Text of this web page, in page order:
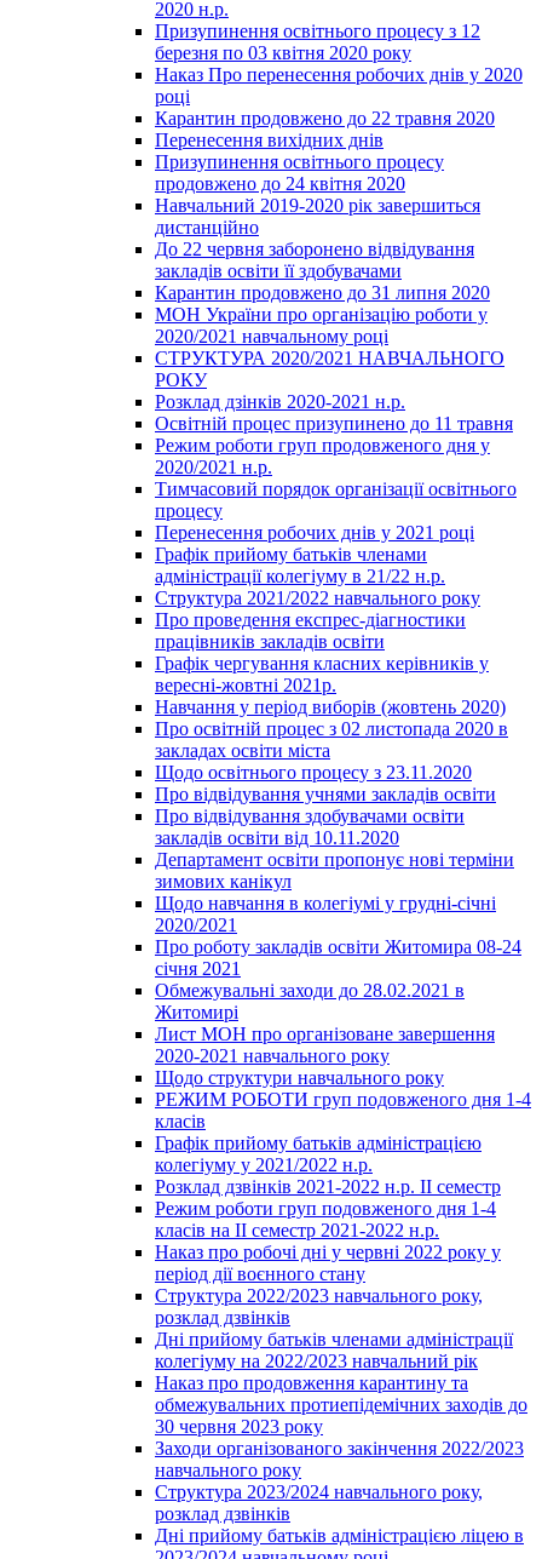
2020 н.р.
Призупинення освітнього процесу з 12
березня по 03 квітня 2020 року
Наказ Про перенесення робочих днів у 2020
році
Карантин продовжено до 22 травня 2020
Перенесення вихідних днів
Призупинення освітнього процесу
продовжено до 24 квітня 2020
Навчальний 2019-2020 рік завершиться
дистанційно
До 22 червня заборонено відвідування
закладів освіти її здобувачами
Карантин продовжено до 31 липня 2020
МОН України про організацію роботи у
2020/2021 навчальному році
СТРУКТУРА 2020/2021 НАВЧАЛЬНОГО
РОКУ
Розклад дзінків 2020-2021 н.р.
Освітній процес призупинено до 11 травня
Режим роботи груп продовженого дня у
2020/2021 н.р.
Тимчасовий порядок організації освітнього
процесу
Перенесення робочих днів у 2021 році
Графік прийому батьків членами
адміністрації колегіуму в 21/22 н.р.
Структура 2021/2022 навчального року
Про проведення експрес-діагностики
працівників закладів освіти
Графік чергування класних керівників у
вересні-жовтні 2021р.
Навчання у період виборів (жовтень 2020)
Про освітній процес з 02 листопада 2020 в
закладах освіти міста
Щодо освітнього процесу з 23.11.2020
Про відвідування учнями закладів освіти
Про відвідування здобувачами освіти
закладів освіти від 10.11.2020
Департамент освіти пропонує нові терміни
зимових канікул
Щодо навчання в колегіумі у грудні-січні
2020/2021
Про роботу закладів освіти Житомира 08-24
січня 2021
Обмежувальні заходи до 28.02.2021 в
Житомирі
Лист МОН про організоване завершення
2020-2021 навчального року
Щодо структури навчального року
РЕЖИМ РОБОТИ груп подовженого дня 1-4
класів
Графік прийому батьків адміністрацією
колегіуму у 2021/2022 н.р.
Розклад дзвінків 2021-2022 н.р. ІІ семестр
Режим роботи груп подовженого дня 1-4
класів на ІІ семестр 2021-2022 н.р.
Наказ про робочі дні у червні 2022 року у
період дії воєнного стану
Структура 2022/2023 навчального року,
розклад дзвінків
Дні прийому батьків членами адміністрації
колегіуму на 2022/2023 навчальний рік
Наказ про продовження карантину та
обмежувальних протиепідемічних заходів до
30 червня 2023 року
Заходи організованого закінчення 2022/2023
навчального року
Структура 2023/2024 навчального року,
розклад дзвінків
Дні прийому батьків адміністрацією ліцею в